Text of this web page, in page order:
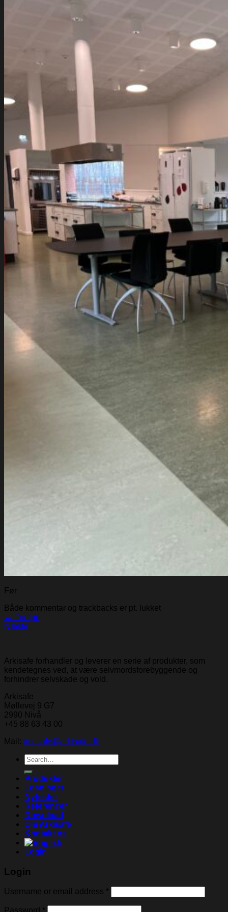
Før
Både kommentar og trackbacks er pt. lukket
← Forrige
Næste →
Arkisafe forhandler og leverer en serie af produkter, som
kendetegnes ved, at være selvmordsforebyggende og
forhindrer selvskade og vold.
Arkisafe
Møllevej 9 G7
2990 Nivå
+45 88 63 43 00
Mail: arkisafe@arkisafe.dk
Search
for:
Produkter
Løsninger
Nyheder
Referencer
Download
Om Arkisafe
Kontakt os
Login
Login
Username or email address *